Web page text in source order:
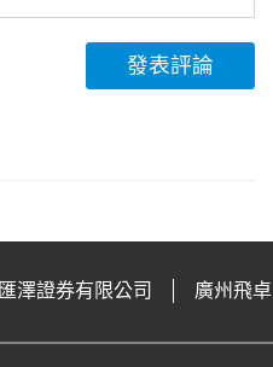
發表評論
匯澤證券有限公司 廣州飛卓